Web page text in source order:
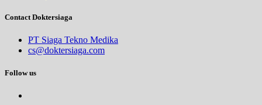
Contact Doktersiaga
PT Siaga Tekno Medika
cs@doktersiaga.com
Follow us